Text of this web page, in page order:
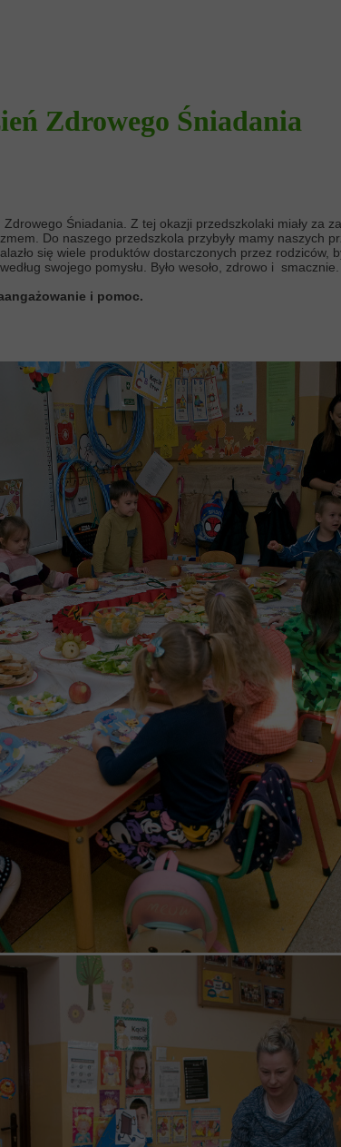
Śniadania. Z tej okazji przedszkolaki miały za
Do naszego przedszkola przybyły mamy naszych
się wiele produktów dostarczonych przez rodziców,
swojego pomysłu. Było wesoło, zdrowo i smacznie.
i pomoc.
Zdrowego Śniadania